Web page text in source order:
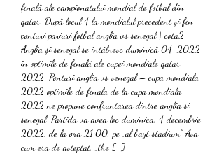
finală ale campionatului mondial de fotbal din
qatar. După locul 4 la mondialul precedent și fin
ponturi pariuri fotbal anglia vs senegal | cota2.
Anglia și senegal se întâlnesc duminică 04. 2022
în optimile de finală ale cupei mondiale qatar
2022. Ponturi anglia vs senegal – cupa mondiala
2022 optimile de finala de la cupa mondiala
2022 ne propune confruntarea dintre anglia si
senegal. Partida va avea loc duminica, 4 decembrie
2022, de la ora 21:00, pe „al bayt stadium”. Asa
cum era de asteptat, „the […].